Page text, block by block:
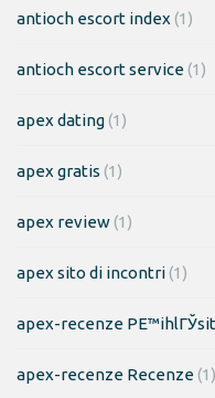
antioch escort index (1)
antioch escort service(1)
apex dating(1)
apex gratis (1)
apex review(1)
apex sito di incontri(1)
apex-recenze
apex-recenze Recenze(1)